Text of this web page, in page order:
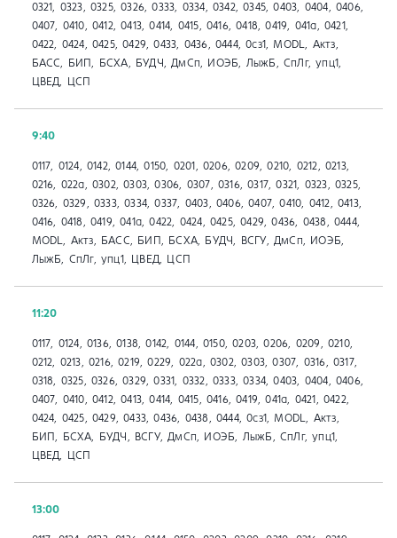
0321, 0323, 0325, 0326, 0333, 0334, 0342, 0345, 0403, 0404, 0406,
0407, 0410, 0412, 0413, 0414, 0415, 0416, 0418, 0419, 041a, 0421,
0422, 0424, 0425, 0429, 0433, 0436, 0444, 0сз1, MODL, Актз,
БАСС, БИП, БСХА, БУДЧ, ДмСп, ИОЭБ, ЛыжБ, СпЛг, упц1,
ЦВЕД, ЦСП
9:40
0117, 0124, 0142, 0144, 0150, 0201, 0206, 0209, 0210, 0212, 0213,
0216, 022а, 0302, 0303, 0306, 0307, 0316, 0317, 0321, 0323, 0325,
0326, 0329, 0333, 0334, 0337, 0403, 0406, 0407, 0410, 0412, 0413,
0416, 0418, 0419, 041a, 0422, 0424, 0425, 0429, 0436, 0438, 0444,
MODL, Актз, БАСС, БИП, БСХА, БУДЧ, ВСГУ, ДмСп, ИОЭБ,
ЛыжБ, СпЛг, упц1, ЦВЕД, ЦСП
11:20
0117, 0124, 0136, 0138, 0142, 0144, 0150, 0203, 0206, 0209, 0210,
0212, 0213, 0216, 0219, 0229, 022а, 0302, 0303, 0307, 0316, 0317,
0318, 0325, 0326, 0329, 0331, 0332, 0333, 0334, 0403, 0404, 0406,
0407, 0410, 0412, 0413, 0414, 0415, 0416, 0419, 041a, 0421, 0422,
0424, 0425, 0429, 0433, 0436, 0438, 0444, 0сз1, MODL, Актз,
БИП, БСХА, БУДЧ, ВСГУ, ДмСп, ИОЭБ, ЛыжБ, СпЛг, упц1,
ЦВЕД, ЦСП
13:00